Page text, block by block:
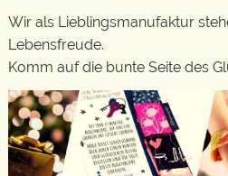
Wir als Lieblingsmanufaktur
Lebensfreude.
Komm auf die bunte Seite des